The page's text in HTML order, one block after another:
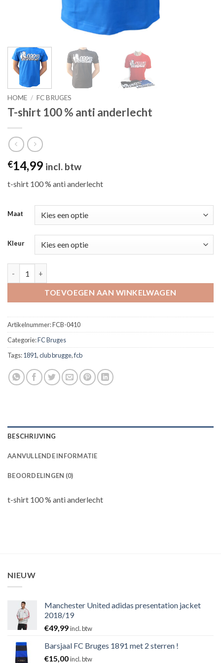
HOME / FC BRUGES
T-shirt 100 % anti anderlecht
€14,99 incl. btw
t-shirt 100 % anti anderlecht
Maat
Kleur
TOEVOEGEN AAN WINKELWAGEN
Artikelnummer:FCB-0410
Categorie:FC Bruges
Tags:1891,club brugge,fcb
BESCHRIJVING
AANVULLENDE INFORMATIE
BEOORDELINGEN (0)
t-shirt 100 % anti anderlecht
NIEUW
Manchester United adidas presentation jacket
2018/19
€49,99incl. btw
Barsjaal FC Bruges 1891 met 2 sterren !
€15,00incl. btw